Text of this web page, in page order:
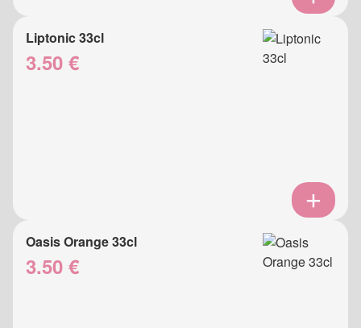
Liptonic 33cl
3.50 €
Oasis Orange 33cl
3.50 €